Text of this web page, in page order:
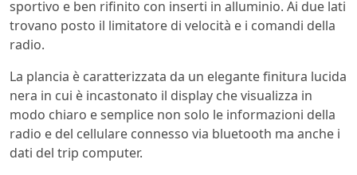
sportivo e ben rifinito con inserti in alluminio. Ai due lati
trovano posto il limitatore di velocità e i comandi della
radio.
La plancia è caratterizzata da un elegante finitura lucida
nera in cui è incastonato il display che visualizza in
modo chiaro e semplice non solo le informazioni della
radio e del cellulare connesso via bluetooth ma anche i
dati del trip computer.